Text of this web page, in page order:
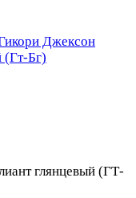
Джексон
(Гт-Бг)
глянцевый (ГТ-